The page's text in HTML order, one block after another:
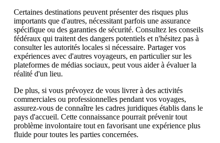
Certaines destinations peuvent présenter des risques plus
importants que d'autres, nécessitant parfois une assurance
spécifique ou des garanties de sécurité. Consultez les conseils
fédéraux qui traitent des dangers potentiels et n'hésitez pas à
consulter les autorités locales si nécessaire. Partager vos
expériences avec d'autres voyageurs, en particulier sur les
plateformes de médias sociaux, peut vous aider à évaluer la
réalité d'un lieu.
De plus, si vous prévoyez de vous livrer à des activités
commerciales ou professionnelles pendant vos voyages,
assurez-vous de connaître les cadres juridiques établis dans le
pays d'accueil. Cette connaissance pourrait prévenir tout
problème involontaire tout en favorisant une expérience plus
fluide pour toutes les parties concernées.